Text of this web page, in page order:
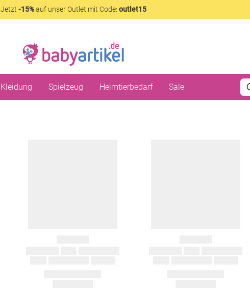
Jetzt -15%auf unser Outlet mit Code: outlet15
Kleidung Spielzeug Heimtierbedarf Sale